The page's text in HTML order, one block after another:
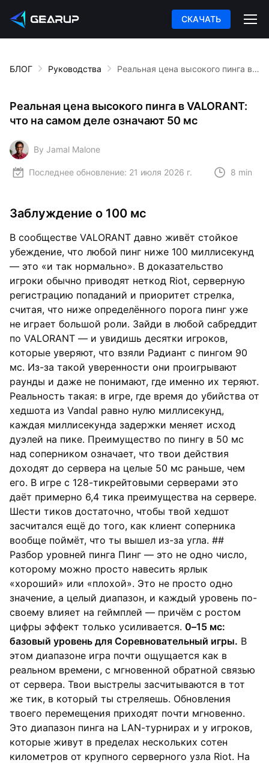
СКАЧАТЬ
БЛОГ Руководства Реальная цена высокого пинга в VALORANT: что на самом деле означают 50 мс
Реальная цена высокого пинга в VALORANT:
что на самом деле означают 50 мс
By Jamal Malone
Последнее обновление: 21 июля 2026 г. 8 min
Заблуждение о 100 мс
В сообществе VALORANT давно живёт стойкое
убеждение, что любой пинг ниже 100 миллисекунд
— это «и так нормально». В доказательство
игроки обычно приводят неткод Riot, серверную
регистрацию попаданий и приоритет стрелка,
считая, что ниже определённого порога пинг уже
не играет большой роли. Зайди в любой сабреддит
по VALORANT — и увидишь десятки игроков,
которые уверяют, что взяли Радиант с пингом 90
мс. Из-за такой уверенности они проигрывают
раунды и даже не понимают, где именно их теряют.
Реальность такая: в игре, где время до убийства от
хедшота из Vandal равно нулю миллисекунд,
каждая миллисекунда задержки меняет исход
дуэлей на пике. Преимущество по пингу в 50 мс
над соперником означает, что твои действия
доходят до сервера на целые 50 мс раньше, чем
его. В игре с 128-тикрейтовыми серверами это
даёт примерно 6,4 тика преимущества на сервере.
Шести тиков достаточно, чтобы твой хедшот
засчитался ещё до того, как клиент соперника
вообще поймёт, что ты вышел из-за угла. ##
Разбор уровней пинга Пинг — это не одно число,
которому можно просто навесить ярлык
«хороший» или «плохой». Это не просто одно
значение, а целый диапазон, и каждый уровень по-
своему влияет на геймплей — причём с ростом
цифры эффект только усиливается. 0–15 мс:
базовый уровень для Соревновательный игры. В
этом диапазоне игра почти ощущается как в
реальном времени, с мгновенной обратной связью
от сервера. Твои выстрелы засчитываются в тот
же тик, в который ты стреляешь. Обновления
твоего перемещения приходят почти мгновенно.
Это диапазон пинга на LAN-турнирах и у игроков,
которые живут в пределах нескольких сотен
километров от крупного серверного узла Riot. На